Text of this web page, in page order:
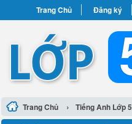
Trang Chủ Đăng ký
Trang Chủ › Tiếng Anh Lớp 5